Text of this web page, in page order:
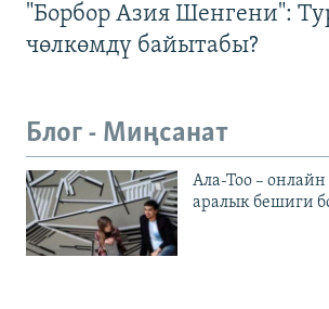
"Борбор Азия Шенгени":
чөлкөмдү байытабы?
Блог - Миңсанат
Ала-Тоо –
аралык бешиги